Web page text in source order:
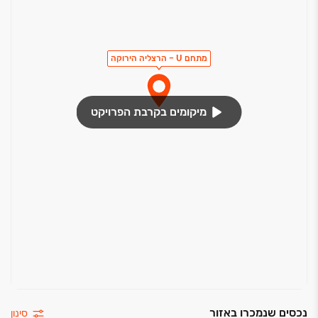
מתחם U – הרצליה הירוקה
מיקומים בקרבת הפרויקט
נכסים שנמכרו באזור סינון